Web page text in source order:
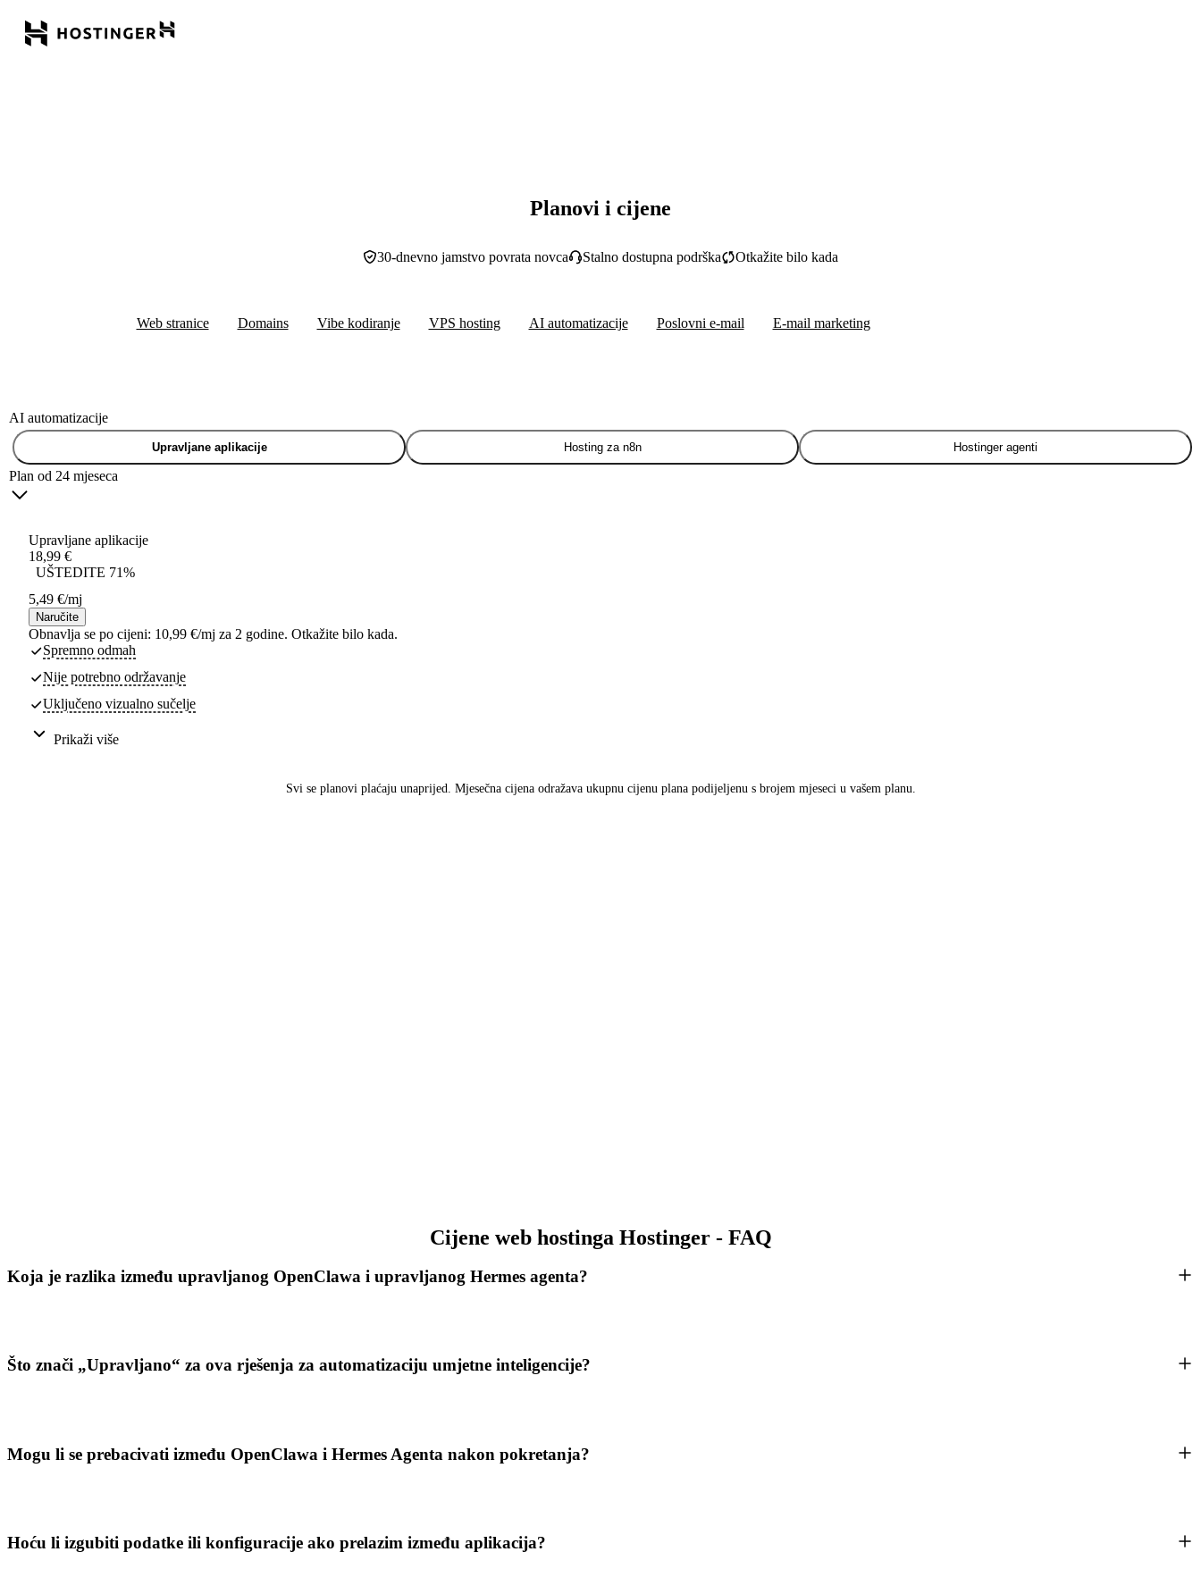
Planovi i cijene
30-dnevno jamstvo povrata novca Stalno dostupna podrška Otkažite bilo kada
Web stranice Domains Vibe kodiranje VPS hosting AI automatizacije Poslovni e-mail E-mail marketing
AI automatizacije
Upravljane aplikacije Hosting za n8n Hostinger agenti
Plan od 24 mjeseca
Upravljane aplikacije
18,99 €
UŠTEDITE 71%
5,49 €/mj
Naručite
Obnavlja se po cijeni: 10,99 €/mj za 2 godine. Otkažite bilo kada.
Spremno odmah
Nije potrebno održavanje
Uključeno vizualno sučelje
Prikaži više
Svi se planovi plaćaju unaprijed. Mjesečna cijena odražava ukupnu cijenu plana podijeljenu s brojem mjeseci u vašem planu.
Cijene web hostinga Hostinger - FAQ
Koja je razlika između upravljanog OpenClawa i upravljanog Hermes agenta?
Što znači „Upravljano“ za ova rješenja za automatizaciju umjetne inteligencije?
Mogu li se prebacivati između OpenClawa i Hermes Agenta nakon pokretanja?
Hoću li izgubiti podatke ili konfiguracije ako prelazim između aplikacija?